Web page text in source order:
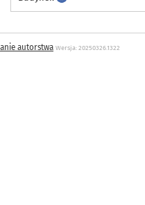
autorstwa Wersja: 20250326.1322